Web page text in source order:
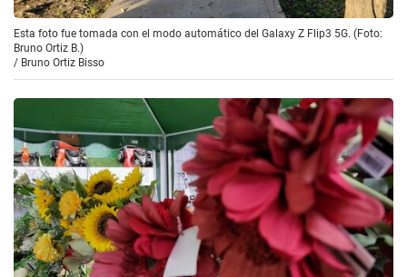
Esta foto fue tomada con el modo automático del Galaxy Z Flip3 5G. (Foto:
Bruno Ortiz B.)
/ Bruno Ortiz Bisso